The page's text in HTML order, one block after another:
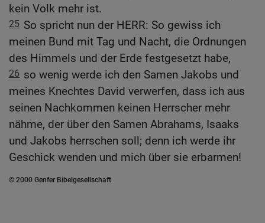
kein Volk mehr ist.
25 So spricht nun der HERR: So gewiss ich
meinen Bund mit Tag und Nacht, die Ordnungen
des Himmels und der Erde festgesetzt habe,
26 so wenig werde ich den Samen Jakobs und
meines Knechtes David verwerfen, dass ich aus
seinen Nachkommen keinen Herrscher mehr
nähme, der über den Samen Abrahams, Isaaks
und Jakobs herrschen soll; denn ich werde ihr
Geschick wenden und mich über sie erbarmen!
© 2000 Genfer Bibelgesellschaft